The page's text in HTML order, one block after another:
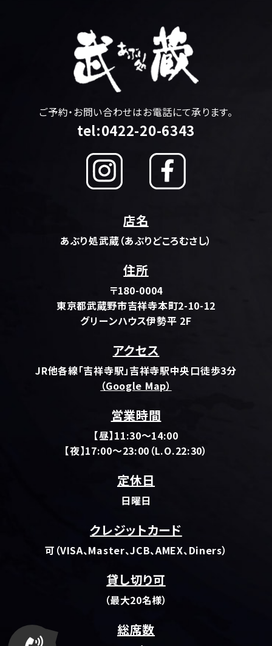
ご予約・お問い合わせはお電話にて承ります。
tel:0422-20-6343
店名
あぶり処武蔵（あぶりどころむさし）
住所
〒180-0004
東京都武蔵野市吉祥寺本町2-10-12
グリーンハウス伊勢平 2F
アクセス
JR他各線「吉祥寺駅」吉祥寺駅中央口徒歩3分
（Google Map）
営業時間
【昼】11:30～14:00
【夜】17:00～23:00（L.O.22:30）
定休日
日曜日
クレジットカード
可（VISA、Master、JCB、AMEX、Diners）
貸し切り可
（最大20名様）
総席数